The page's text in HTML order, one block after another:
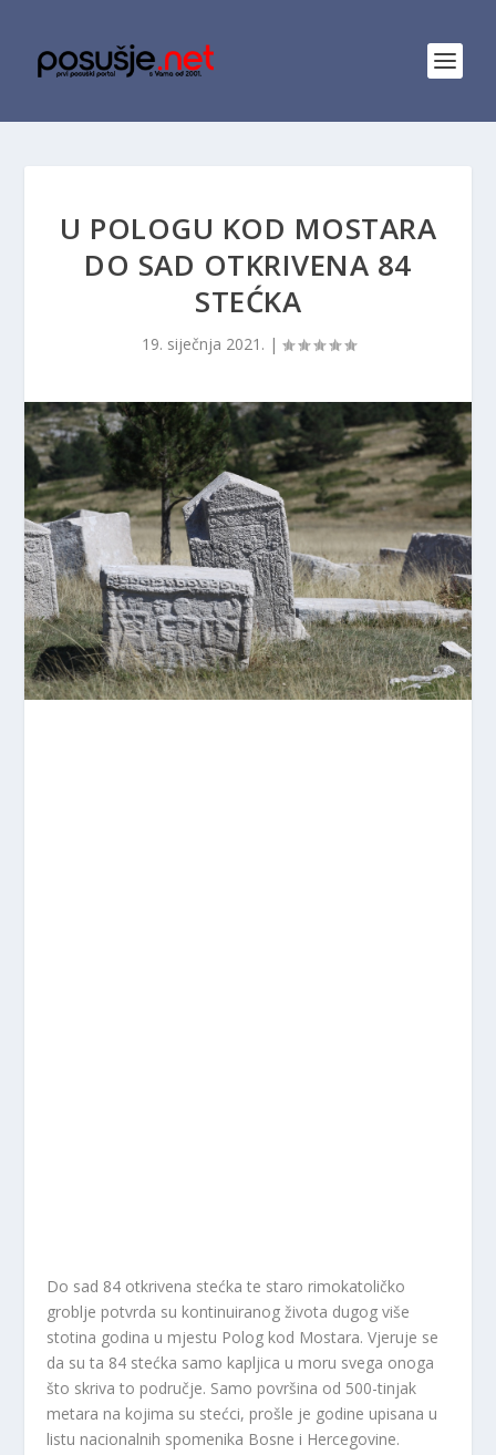
U POLOGU KOD MOSTARA
DO SAD OTKRIVENA 84
STEĆKA
19. siječnja 2021. |
Do sad 84 otkrivena stećka te staro rimokatoličko
groblje potvrda su kontinuiranog života dugog više
stotina godina u mjestu Polog kod Mostara. Vjeruje se
da su ta 84 stećka samo kapljica u moru svega onoga
što skriva to područje. Samo površina od 500-tinjak
metara na kojima su stećci, prošle je godine upisana u
listu nacionalnih spomenika Bosne i Hercegovine.